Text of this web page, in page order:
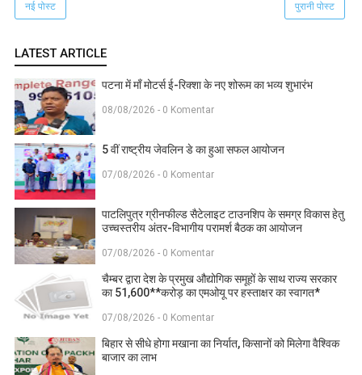
नई पोस्ट पुरानी पोस्ट
LATEST ARTICLE
पटना में माँ मोटर्स ई-रिक्शा के नए शोरूम का भव्य शुभारंभ
08/08/2026 - 0 Komentar
5 वीं राष्ट्रीय जेवलिन डे का हुआ सफल आयोजन
07/08/2026 - 0 Komentar
पाटलिपुत्र ग्रीनफील्ड सैटेलाइट टाउनशिप के समग्र विकास हेतु
उच्चस्तरीय अंतर-विभागीय परामर्श बैठक का आयोजन
07/08/2026 - 0 Komentar
चैम्बर द्वारा देश के प्रमुख औद्योगिक समूहों के साथ राज्य सरकार
का 51,600**करोड़ का एमओयू पर हस्ताक्षर का स्वागत*
07/08/2026 - 0 Komentar
बिहार से सीधे होगा मखाना का निर्यात, किसानों को मिलेगा वैश्विक
बाजार का लाभ